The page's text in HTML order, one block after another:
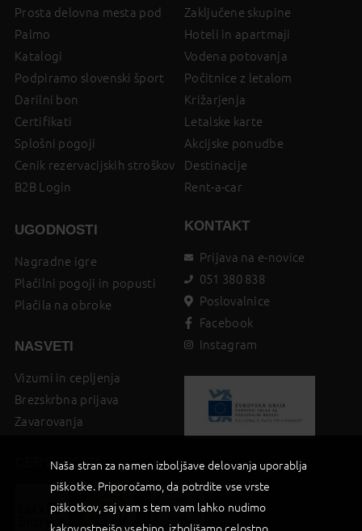
Prosta delovna mesta pod
Palmo
Katalogi
Podpiramo slovenski šport
Darilni bon
Certifikati
Splošni pogoji
Cenik rezervacijskih stroškov
B2B Login
UGODNOSTI
Nagradne igre
Plačilni pogoji in popusti
Plačila na obroke
NASVETI
Vizumi in cepljenja
Brezskrbna prijava
Zavarovanja
Zaključene skupine
Hoteli in apartmaji
Vodena potovanja
Počitnice z letalom
Križarjenja
Letalske karte
Akcijske ponudbe
Destinacije
Rent-a-car
KONTAKT
Prijava na e-novice
051 380 838
Poslovalnice
Facebook
Instagram
CERTIFIKATI
Naša stran za namen izboljšave delovanja uporablja
piškotke. Priporočamo, da potrdite vse vrste
piškotkov, saj vam s tem vam lahko nudimo